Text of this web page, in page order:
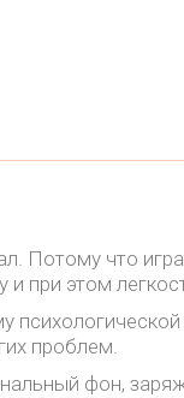
Потому что
при этом
проблем.
фон,